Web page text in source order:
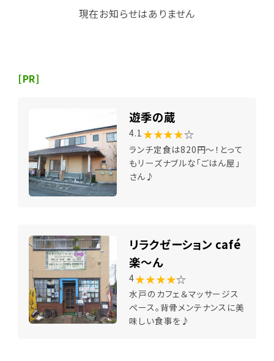
現在お知らせはありません
[PR]
遊季の蔵
4.1 ★★★★☆
ランチ定食は820円～！とって
もリーズナブルな「ごはん屋」
さん♪
リラクゼーション café
楽～ん
4★★★★☆
水戸のカフェ＆マッサージス
ペース。背骨メンテナンスに美
味しい食事を♪